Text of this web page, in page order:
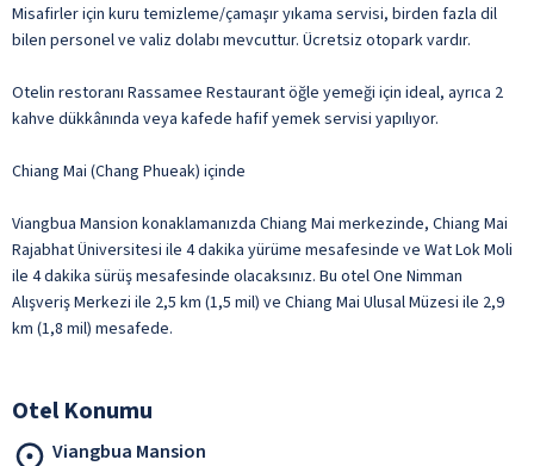
Misafirler için kuru temizleme/çamaşır yıkama servisi, birden fazla dil
bilen personel ve valiz dolabı mevcuttur. Ücretsiz otopark vardır.
Otelin restoranı Rassamee Restaurant öğle yemeği için ideal, ayrıca 2
kahve dükkânında veya kafede hafif yemek servisi yapılıyor.
Chiang Mai (Chang Phueak) içinde
Viangbua Mansion konaklamanızda Chiang Mai merkezinde, Chiang Mai
Rajabhat Üniversitesi ile 4 dakika yürüme mesafesinde ve Wat Lok Moli
ile 4 dakika sürüş mesafesinde olacaksınız. Bu otel One Nimman
Alışveriş Merkezi ile 2,5 km (1,5 mil) ve Chiang Mai Ulusal Müzesi ile 2,9
km (1,8 mil) mesafede.
Otel Konumu
Viangbua Mansion